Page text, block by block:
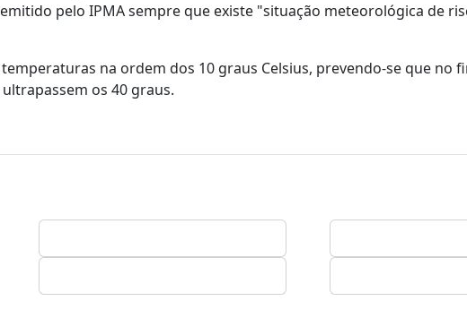
pelo IPMA sempre que existe "situação meteorológica de
na ordem dos 10 graus Celsius, prevendo-se que no
os 40 graus.